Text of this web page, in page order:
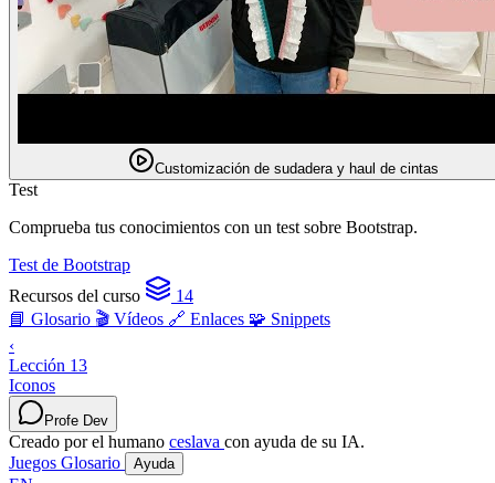
Customización de sudadera y haul de cintas
Test
Comprueba tus conocimientos con un test sobre Bootstrap.
Test de Bootstrap
Recursos del curso
14
📘 Glosario 🎬 Vídeos 🔗 Enlaces 🧩 Snippets
‹
Lección 13
Iconos
Profe Dev
Creado por el humano ceslava con ayuda de su IA.
Juegos Glosario Ayuda